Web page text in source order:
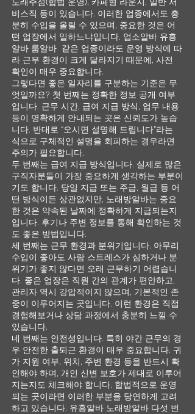
비스직 등이 있습니다. 이러한 업종에서도 충
분히 수입을 올릴 수 있으며, 중요한 것은 어
떤 업장에서 일하느냐입니다. 업소알바 유흥
알바 룸알바 같은 업종이라도 운영 방식에 따
라 근무 환경이 크게 달라지기 때문에, 사전
확인이 매우 중요합니다.
그렇다면 좋은 일자리를 구분하는 기준은 무
엇일까요? 첫 번째는 정확한 정보 공개 여부
입니다. 근무 시간, 급여 지급 방식, 업무 내용
등이 명확하게 안내되는 곳은 신뢰도가 높습
니다. 반대로 “오시면 설명해 드립니다”라는
식으로 구체적인 설명을 회피하는 경우라면
주의가 필요합니다.
두 번째는 급여 지급 방식입니다. 실제로 많은
구직자분들이 가장 중요하게 생각하는 부분이
기도 합니다. 당일 지급 또는 주급, 월급 등 어
떤 방식이든 상관없지만, 노래방알바는 중요
한 것은 약속된 날짜에 정확하게 지급되는지
입니다. 후기나 주변 정보를 통해 확인하는 것
도 좋은 방법입니다.
세 번째는 근무 환경과 분위기입니다. 아무리
수입이 좋아도 사람 스트레스가 심하거나 분
위기가 좋지 않다면 오래 근무하기 어렵습니
다. 좋은 업장은 직원 간의 관계가 편안하고,
관리자 역시 강압적이지 않으며, 기본적인 존
중이 이루어지는 곳입니다. 이런 환경은 직접
경험해보거나 상담 과정에서 충분히 느낄 수
있습니다.
네 번째는 안전성입니다. 특히 야간 근무의 경
우 안전한 출퇴근 환경이 매우 중요합니다. 귀
가 지원 여부, 위치, 주변 환경 등을 반드시 확
인해야 하며, 개인 신변 보호가 제대로 이루어
지는지도 체크해야 합니다. 합법적으로 운영
되는 곳이라면 이러한 부분을 당연하게 고려
하고 있습니다. 유흥알바 노래방알바 다섯 번